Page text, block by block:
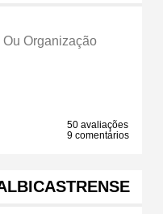
Organização
50 avaliações
9 comentários